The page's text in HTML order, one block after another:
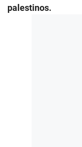
palestinos.